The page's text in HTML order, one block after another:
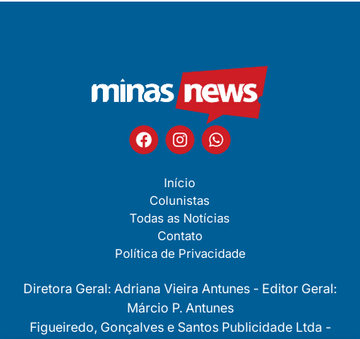
Início
Colunistas
Todas as Notícias
Contato
Política de Privacidade
Diretora Geral: Adriana Vieira Antunes - Editor Geral:
Márcio P. Antunes
Figueiredo, Gonçalves e Santos Publicidade Ltda -